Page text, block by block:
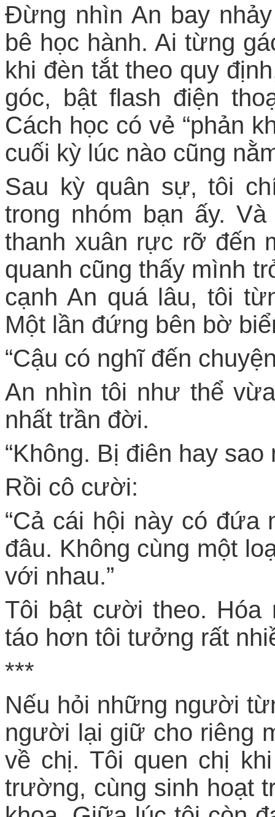
Đừng nhìn An bay
bê học hành. Ai từng
khi đèn tắt theo quy
góc, bật flash điện
Cách học có vẻ “phản
cuối kỳ lúc nào cũng
Sau kỳ quân sự, tôi
trong nhóm bạn ấy.
thanh xuân rực rỡ đến
quanh cũng thấy mình
cạnh An quá lâu, tôi
Một lần đứng bên bờ
“Cậu có nghĩ đến
An nhìn tôi như thể
nhất trần đời.
“Không. Bị điên hay sao
Rồi cô cười:
“Cả cái hội này có đứa
đâu. Không cùng một
với nhau.”
Tôi bật cười theo. Hóa
táo hơn tôi tưởng rất
***
Nếu hỏi những người
người lại giữ cho riêng
về chị. Tôi quen chị
trường, cùng sinh hoạt